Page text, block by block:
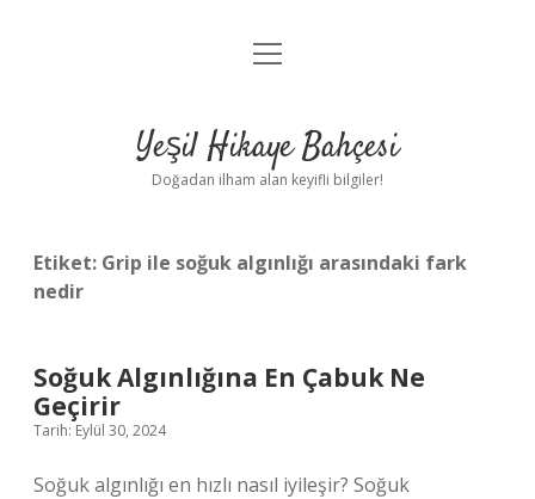
Anasayfa
Yasal Uyarı
menüyü
Yeşil Hikaye Bahçesi
Doğadan ilham alan keyifli bilgiler!
Etiket: Grip ile soğuk algınlığı arasındaki fark
nedir
Soğuk Algınlığına En Çabuk Ne
Geçirir
Tarih: Eylül 30, 2024
Soğuk algınlığı en hızlı nasıl iyileşir? Soğuk